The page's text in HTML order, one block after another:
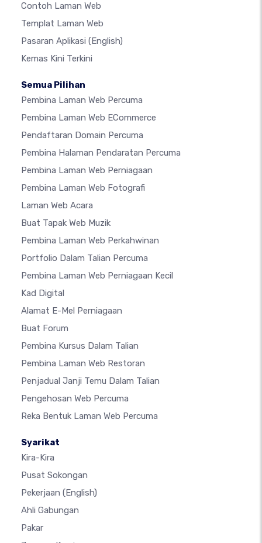
Contoh Laman Web
Templat Laman Web
Pasaran Aplikasi (English)
Kemas Kini Terkini
Semua Pilihan
Pembina Laman Web Percuma
Pembina Laman Web ECommerce
Pendaftaran Domain Percuma
Pembina Halaman Pendaratan Percuma
Pembina Laman Web Perniagaan
Pembina Laman Web Fotografi
Laman Web Acara
Buat Tapak Web Muzik
Pembina Laman Web Perkahwinan
Portfolio Dalam Talian Percuma
Pembina Laman Web Perniagaan Kecil
Kad Digital
Alamat E-Mel Perniagaan
Buat Forum
Pembina Kursus Dalam Talian
Pembina Laman Web Restoran
Penjadual Janji Temu Dalam Talian
Pengehosan Web Percuma
Reka Bentuk Laman Web Percuma
Syarikat
Kira-Kira
Pusat Sokongan
Pekerjaan (English)
Ahli Gabungan
Pakar